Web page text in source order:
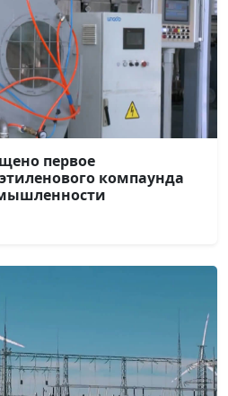
первое
компаунда